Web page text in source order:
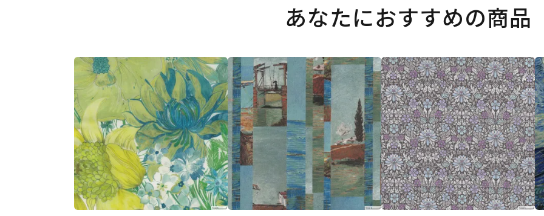
あなたにおすすめの商品